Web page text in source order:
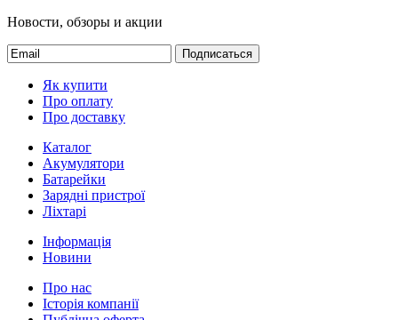
Новости, обзоры и акции
Подписаться
Як купити
Про оплату
Про доставку
Каталог
Акумулятори
Батарейки
Зарядні пристрої
Ліхтарі
Інформація
Новини
Про нас
Історія компанії